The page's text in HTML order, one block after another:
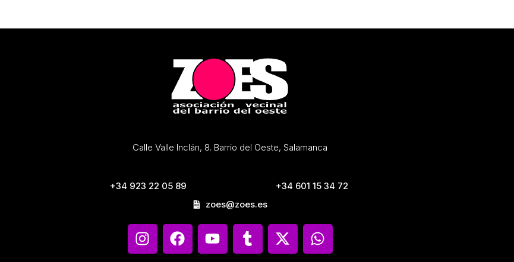
Calle Valle Inclán, 8. Barrio del Oeste, Salamanca
+34 923 22 05 89
+34 601 15 34 72
zoes@zoes.es